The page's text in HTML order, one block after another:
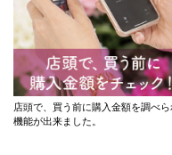
店頭で、買う前に購入金額を調べら
機能が出来ました。